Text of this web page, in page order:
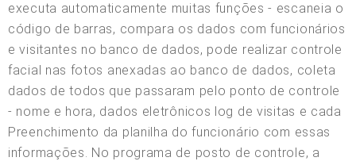
executa automaticamente muitas funções - escaneia o
código de barras, compara os dados com funcionários
e visitantes no banco de dados, pode realizar controle
facial nas fotos anexadas ao banco de dados, coleta
dados de todos que passaram pelo ponto de controle
- nome e hora, dados eletrônicos log de visitas e cada
Preenchimento da planilha do funcionário com essas
informações. No programa de posto de controle, a